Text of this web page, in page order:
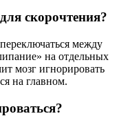
скорочтения?
между
на отдельных
мозг игнорировать
на главном.